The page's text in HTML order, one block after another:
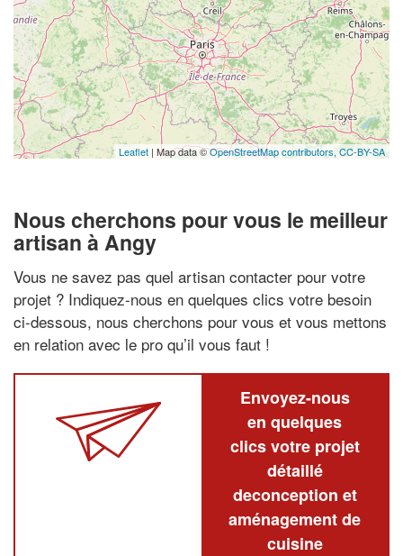
Leaflet | Map data ©OpenStreetMap contributors, CC-BY-SA
Nous cherchons pour vous le meilleur
artisan à Angy
Vous ne savez pas quel artisan contacter pour votre
projet ? Indiquez-nous en quelques clics votre besoin
ci-dessous, nous cherchons pour vous et vous mettons
en relation avec le pro qu’il vous faut !
Envoyez-nous
en quelques
clics votre projet
détaillé
deconception et
aménagement de
cuisine